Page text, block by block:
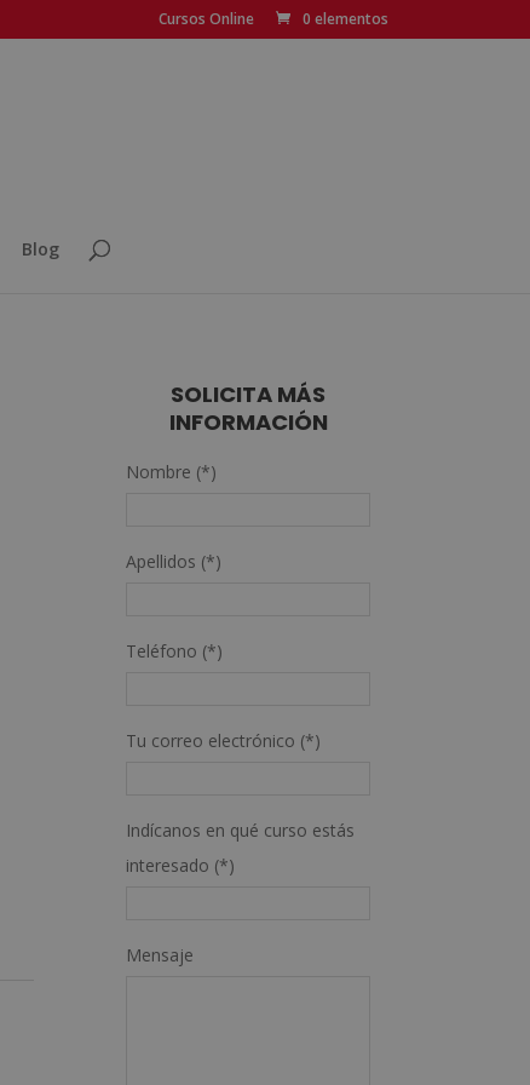
Cursos Online 0 elementos
Blog
SOLICITA MÁS
INFORMACIÓN
Nombre (*)
Apellidos (*)
Teléfono (*)
Tu correo electrónico (*)
Indícanos en qué curso estás
interesado (*)
Mensaje